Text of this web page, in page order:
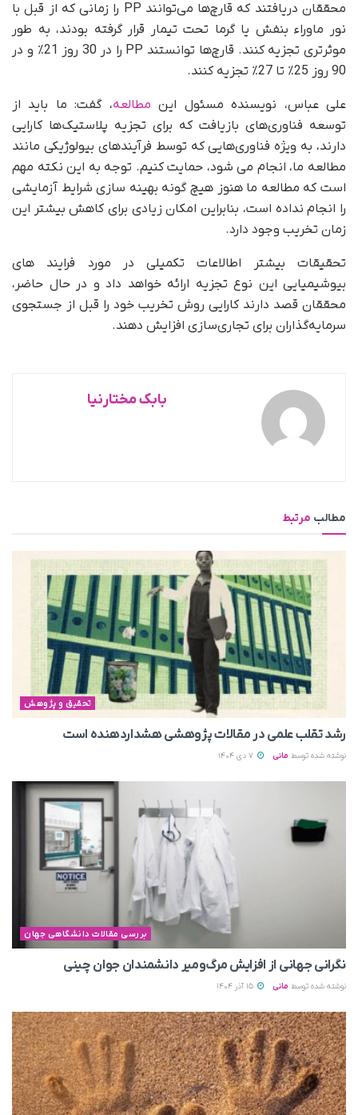
محققان دریافتند که قارچ‌ها می‌توانند PP را زمانی که از قبل با
نور ماوراء بنفش یا گرما تحت تیمار قرار گرفته بودند، به طور
موثرتری تجزیه کنند. قارچ‌ها توانستند PP را در 30 روز 21٪ و در
90 روز 25٪ تا 27٪ تجزیه کنند.
علی عباس، نویسنده مسئول این مطالعه، گفت: ما باید از
توسعه فناوری‌های بازیافت که برای تجزیه پلاستیک‌ها کارایی
دارند، به ویژه فناوری‌هایی که توسط فرآیندهای بیولوژیکی مانند
مطالعه ما، انجام می شود، حمایت کنیم. توجه به این نکته مهم
است که مطالعه ما هنوز هیچ گونه بهینه سازی شرایط آزمایشی
را انجام نداده است، بنابراین امکان زیادی برای کاهش بیشتر این
زمان تخریب وجود دارد.
تحقیقات بیشتر اطالاعات تکمیلی در مورد فرایند های
بیوشیمیایی این نوع تجزیه ارائه خواهد داد و در حال حاضر،
محققان قصد دارند کارایی روش تخریب خود را قبل از جستجوی
سرمایه‌گذاران برای تجاری‌سازی افزایش دهند.
بابک مختارنیا
مطالب مرتبط
تحقیق و پژوهش
رشد تقلب علمی در مقالات پژوهشی هشداردهنده است
نوشته شده توسط مانی
بررسی مقالات دانشگاهی جهان
نگرانی جهانی از افزایش مرگ‌ومیر دانشمندان جوان چینی
نوشته شده توسط مانی